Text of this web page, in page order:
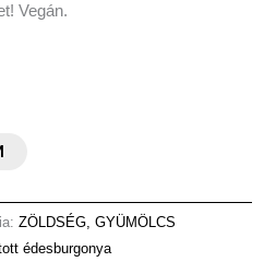
Vegán.
ZÖLDSÉG, GYÜMÖLCS
édesburgonya